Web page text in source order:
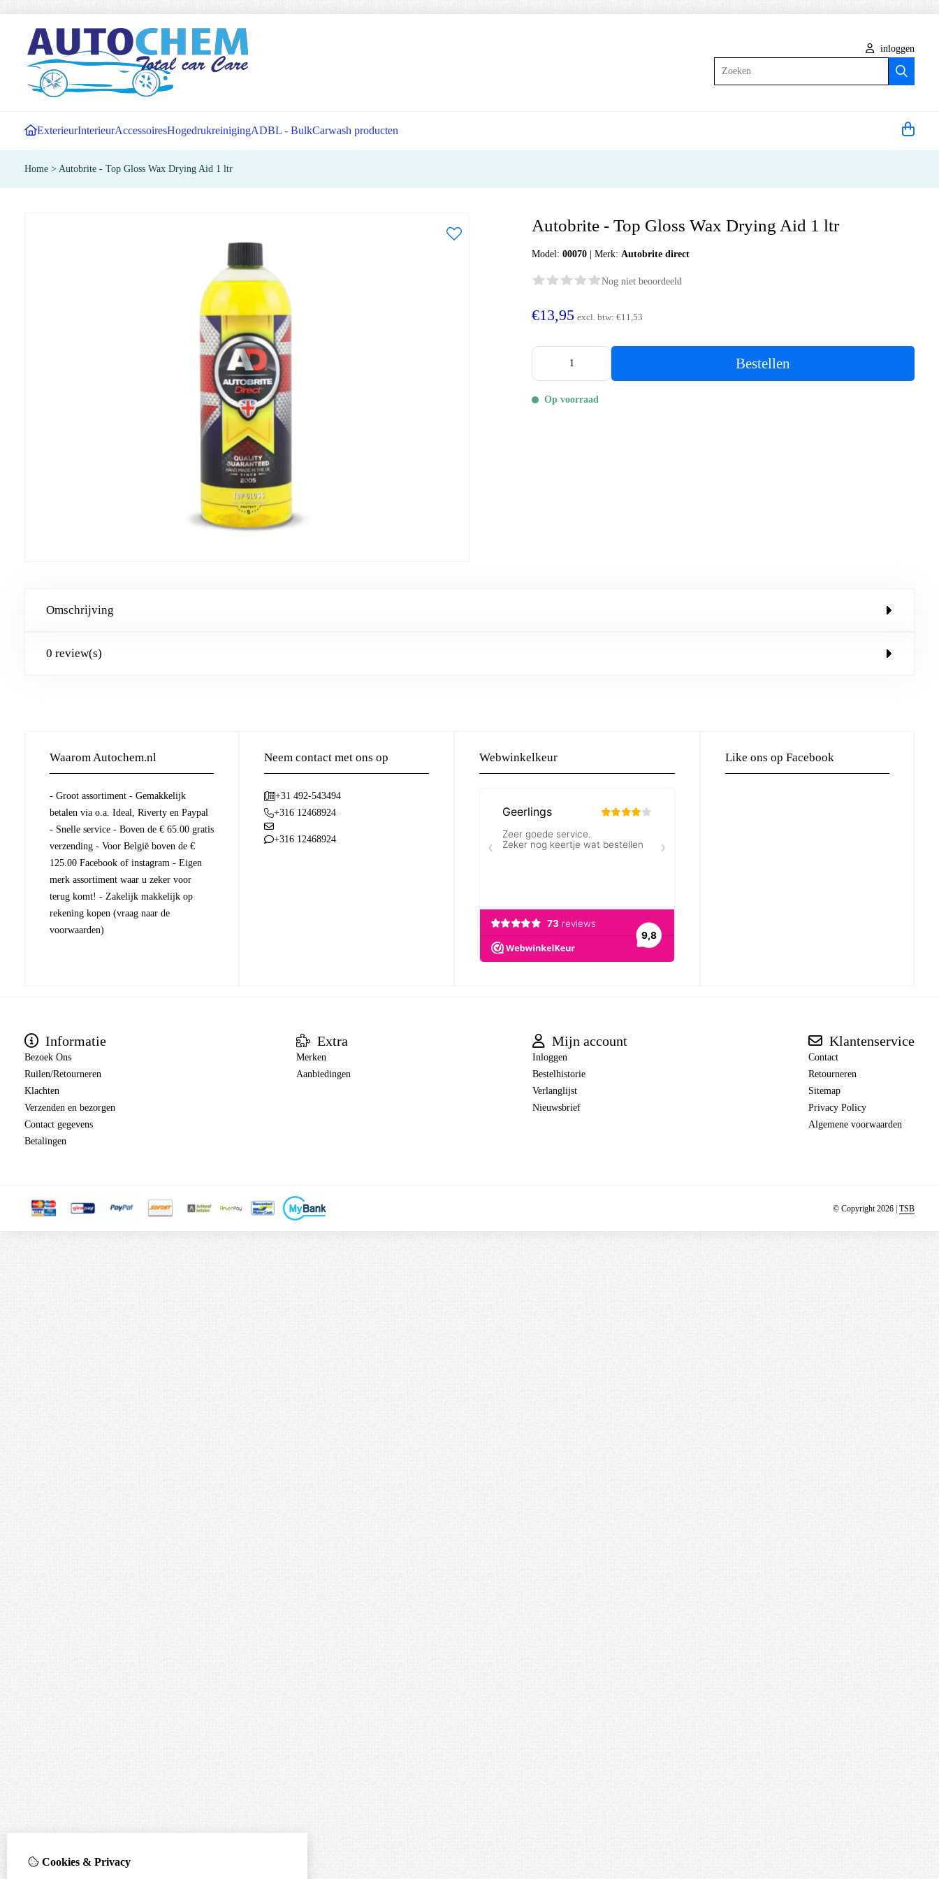
inloggen
ExterieurInterieurAccessoiresHogedrukreinigingADBL - BulkCarwash producten
Home > Autobrite - Top Gloss Wax Drying Aid 1 ltr
Autobrite - Top Gloss Wax Drying Aid 1 ltr
Model:00070 |Merk:Autobrite direct
Nog niet beoordeeld
€13,95 excl. btw:€11,53
Bestellen
Op voorraad
Omschrijving
0 review(s)
Waarom Autochem.nl
- Groot assortiment - Gemakkelijk
betalen via o.a. Ideal, Riverty en Paypal
- Snelle service - Boven de € 65.00 gratis
verzending - Voor België boven de €
125.00 Facebook of instagram - Eigen
merk assortiment waar u zeker voor
terug komt! - Zakelijk makkelijk op
rekening kopen (vraag naar de
voorwaarden)
Neem contact met ons op
+31 492-543494
+316 12468924
+316 12468924
Webwinkelkeur Like ons op Facebook
Informatie
Bezoek Ons
Ruilen/Retourneren
Klachten
Verzenden en bezorgen
Contact gegevens
Betalingen
Extra
Merken
Aanbiedingen
Mijn account
Inloggen
Bestelhistorie
Verlanglijst
Nieuwsbrief
Klantenservice
Contact
Retourneren
Sitemap
Privacy Policy
Algemene voorwaarden
© Copyright 2026 | TSB
Cookies & Privacy